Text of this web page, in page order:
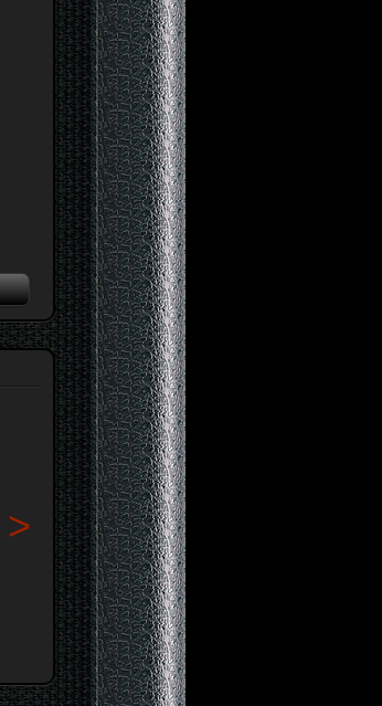
>
FERRERIA MIRANDAOLA 2020
0,00 €